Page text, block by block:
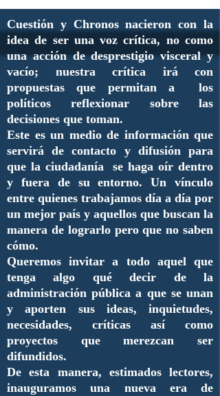
Cuestión y Chronos nacieron con la
idea de ser una voz crítica, no como
una acción de desprestigio visceral y
vacío; nuestra crítica irá con
propuestas que permitan a los
políticos reflexionar sobre las
decisiones que toman.
Este es un medio de información que
servirá de contacto y difusión para
que la ciudadanía se haga oír dentro
y fuera de su entorno. Un vínculo
entre quienes trabajamos día a día por
un mejor país y aquellos que buscan la
manera de lograrlo pero que no saben
cómo.
Queremos invitar a todo aquel que
tenga algo qué decir de la
administración pública a que se unan
y aporten sus ideas, inquietudes,
necesidades, críticas así como
proyectos que merezcan ser
difundidos.
De esta manera, estimados lectores,
inauguramos una nueva era de